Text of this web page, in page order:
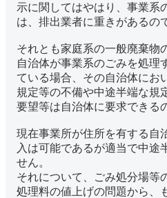
示に関してはやはり、事業系
は、排出業者に重きがあるの
それとも家庭系の一般廃棄物
自治体が事業系のごみを処理
ている場合、その自治体にお
規定等の不備や中途半端な規
要望等は自治体に要求できる
現在事業所が住所を有する自
入は可能であるが適当で中途
せん。
それについて、ごみ処分場等
処理料の値上げの問題から、